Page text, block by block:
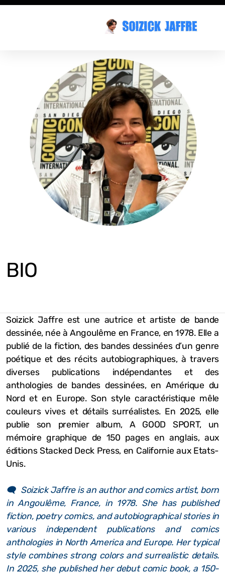
BIO
Soizick Jaffre est une autrice et artiste de bande
dessinée, née à Angoulême en France, en 1978. Elle a
publié de la fiction, des bandes dessinées d’un genre
poétique et des récits autobiographiques, à travers
diverses publications indépendantes et des
anthologies de bandes dessinées, en Amérique du
Nord et en Europe. Son style caractéristique mêle
couleurs vives et détails surréalistes. En 2025, elle
publie son premier album, A GOOD SPORT, un
mémoire graphique de 150 pages en anglais, aux
éditions Stacked Deck Press, en Californie aux Etats-
Unis.
🗨️ Soizick Jaffre is an author and comics artist, born
in Angoulême, France, in 1978. She has published
fiction, poetry comics, and autobiographical stories in
various independent publications and comics
anthologies in North America and Europe. Her typical
style combines strong colors and surrealistic details.
In 2025, she published her debut comic book, a 150-
Saint-Trojan Upupa
Publications
Dates/Events